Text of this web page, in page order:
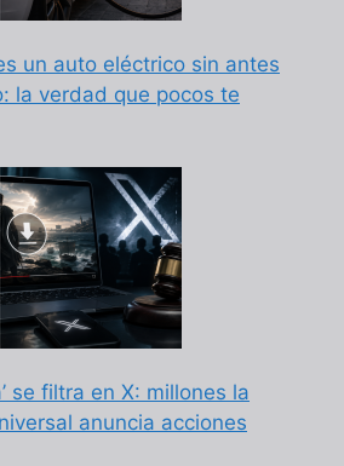
un auto eléctrico sin antes
la verdad que pocos te
se filtra en X: millones la
anuncia acciones